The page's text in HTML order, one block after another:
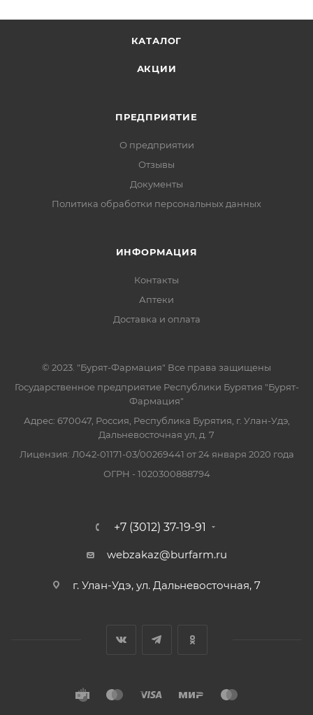
КАТАЛОГ
АКЦИИ
ПРЕДПРИЯТИЕ
О предприятии
Отзывы
Документы
Политика обработки персональных данных
ИНФОРМАЦИЯ
Контакты
Аптеки
Доставка и оплата
© 2023. "Бурят-Фармация" Все права защищены
Государственное предприятие Республики Бурятия "Бурят-
Фармация"
Адрес: 670047, Россия, Республика Бурятия, г. Улан-Удэ,
Дальневосточная ул, д. 7
Лицензия: Л042-01171-03/00269441 от 24 января 2020 года
ОГРН - 1020300888794
+7 (3012) 37-19-91
webzakaz@burfarm.ru
г. Улан-Удэ, ул. Дальневосточная, 7